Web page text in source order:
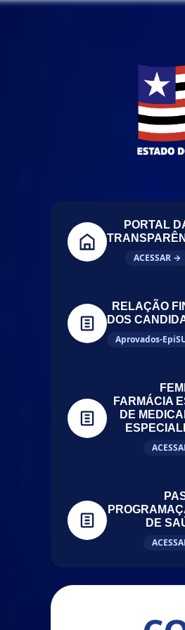
PORTAL
ACESSAR →
RELAÇÃO
DOS
Aprovados-
FARMÁCIA
DE
DE